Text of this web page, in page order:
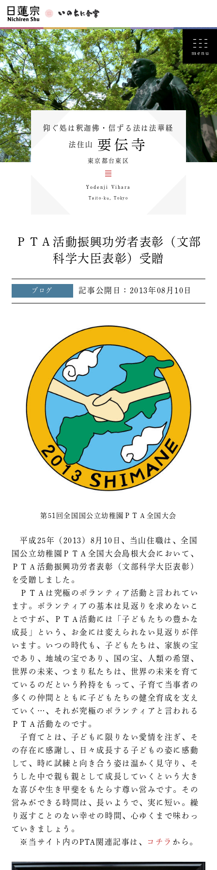
仰ぐ処は釈迦佛・信ずる法は法華経
法住山 要伝寺
東京都台東区
Yodenji Vihara
Taito-ku，Tokyo
ＰＴＡ活動振興功労者表彰（文部
科学大臣表彰）受贈
ブログ 記事公開日： 2013年08月10日
第51回全国国公立幼稚園ＰＴＡ全国大会
平成25年（2013）8月10日、当山住職は、全国
国公立幼稚園ＰＴＡ全国大会島根大会において、
ＰＴＡ活動振興功労者表彰（文部科学大臣表彰）
を受贈しました。
ＰＴＡは究極のボランティア活動と言われてい
ます。ボランティアの基本は見返りを求めないこ
とですが、ＰＴＡ活動には「子どもたちの豊かな
成長」という、お金には変えられない見返りが伴
います。いつの時代も、子どもたちは、家族の宝
であり、地域の宝であり、国の宝、人類の希望、
世界の未来、つまり私たちは、世界の未来を育て
ているのだという矜持をもって、子育て当事者の
多くの仲間とともに子どもたちの健全育成を支え
ていく…、それが究極のボランティアと言われる
ＰＴＡ活動なのです。
子育てとは、子どもに限りない愛情を注ぎ、そ
の存在に感謝し、日々成長する子どもの姿に感動
して、時に試練と向き合う姿は温かく見守り、そ
うした中で親も親として成長していくという大き
な喜びや生き甲斐をもたらす尊い営みです。その
営みができる時間は、長いようで、実に短い。繰
り返すことのない幸せの時間、心ゆくまで味わっ
ていきましょう。
※当サイト内のPTA関連記事は、
コチラ から。